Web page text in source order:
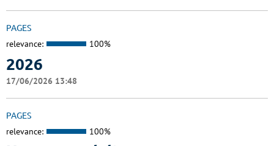
PAGES
relevance: 100%
2026
17/06/2026 13:48
PAGES
relevance: 100%